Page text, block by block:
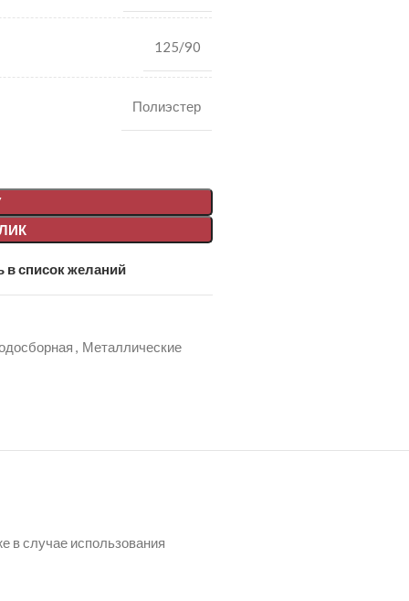
125/90
Полиэстер
в список желаний
, Металлические
в случае использования